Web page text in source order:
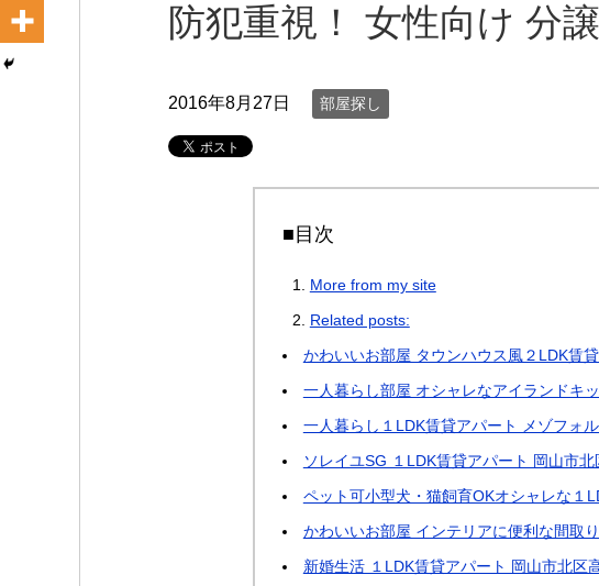
防犯重視！ 女性向け 分
2016年8月27日 部屋探し
■目次
More from my site
Related posts:
かわいいお部屋 タウンハウス風２LDK賃
一人暮らし部屋 オシャレなアイランドキ
一人暮らし１LDK賃貸アパート メゾフォ
ソレイユSG １LDK賃貸アパート 岡山市北
ペット可小型犬・猫飼育OKオシャレな１
かわいいお部屋 インテリアに便利な間取
新婚生活 １LDK賃貸アパート 岡山市北区